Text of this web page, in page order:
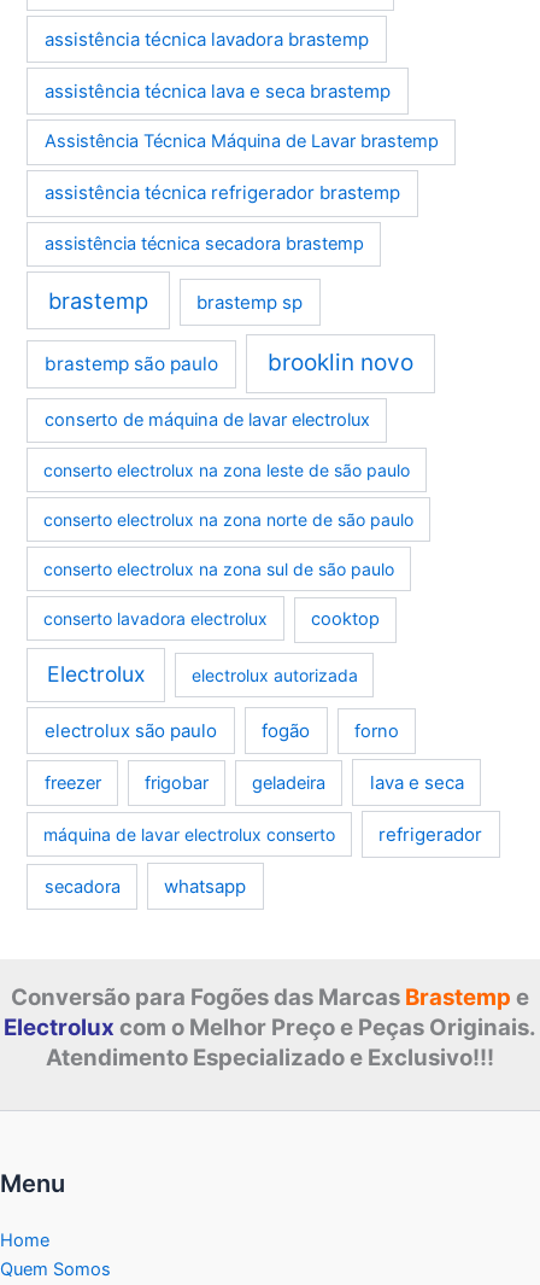
assistência técnica lavadora brastemp
assistência técnica lava e seca brastemp
Assistência Técnica Máquina de Lavar brastemp
assistência técnica refrigerador brastemp
assistência técnica secadora brastemp
brastemp brastemp sp
brastemp são paulo brooklin novo
conserto de máquina de lavar electrolux
conserto electrolux na zona leste de são paulo
conserto electrolux na zona norte de são paulo
conserto electrolux na zona sul de são paulo
conserto lavadora electrolux cooktop
Electrolux electrolux autorizada
electrolux são paulo fogão forno
freezer frigobar geladeira lava e seca
máquina de lavar electrolux conserto refrigerador
secadora whatsapp
Conversão para Fogões das Marcas Brastemp e
Electrolux com o Melhor Preço e Peças Originais.
Atendimento Especializado e Exclusivo!!!
Menu
Home
Quem Somos